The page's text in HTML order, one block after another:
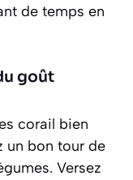
de temps en
goût
corail bien
un bon tour de
Versez